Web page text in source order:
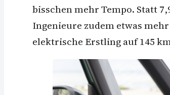
bisschen mehr Tempo. Statt
Ingenieure zudem etwas
elektrische Erstling auf 145